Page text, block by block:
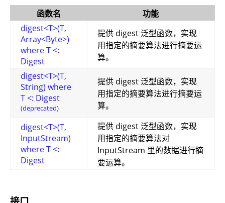
函数名
功能
digest<T>(T,
Array<Byte>)
where T <:
Digest
提供 digest 泛型函数，实现
用指定的摘要算法进行摘要运
算。
digest<T>(T,
String) where
T <: Digest
(deprecated)
提供 digest 泛型函数，实现
用指定的摘要算法进行摘要运
算。
digest<T>(T,
InputStream)
where T <:
Digest
提供 digest 泛型函数，实现
用指定的摘要算法对
InputStream 里的数据进行摘
要运算。